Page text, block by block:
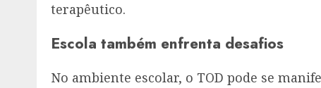
terapêutico.
Escola também enfrenta desafios
No ambiente escolar, o TOD pode se